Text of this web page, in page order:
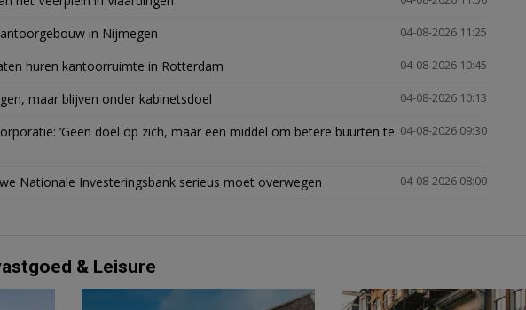
04-08-2026 11:25
in Nijmegen
04-08-2026 10:45
huren kantoorruimte in Rotterdam
04-08-2026 10:13
maar blijven onder kabinetsdoel
04-08-2026 09:30
‘Geen doel op zich, maar een middel om betere buurten te
04-08-2026 08:00
Nationale Investeringsbank serieus moet overwegen
& Leisure